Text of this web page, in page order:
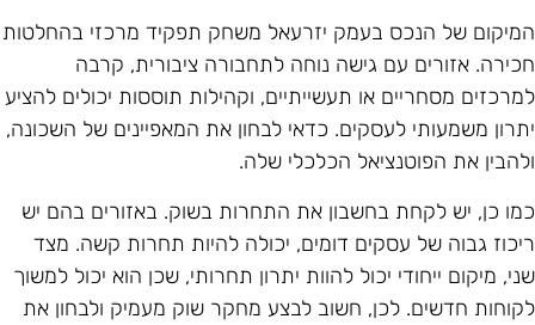
של הנכס בעמק יזרעאל משחק תפקיד מרכזי בהחלטות
אזורים עם גישה נוחה לתחבורה ציבורית, קרבה
מסחריים או תעשייתיים, וקהילות תוססות יכולים להציע
משמעותי לעסקים. כדאי לבחון את המאפיינים של השכונה,
את הפוטנציאל הכלכלי שלה.
כן, יש לקחת בחשבון את התחרות בשוק. באזורים בהם יש
גבוה של עסקים דומים, יכולה להיות תחרות קשה. מצד
מיקום ייחודי יכול להוות יתרון תחרותי, שכן הוא יכול למשוך
חדשים. לכן, חשוב לבצע מחקר שוק מעמיק ולבחון את